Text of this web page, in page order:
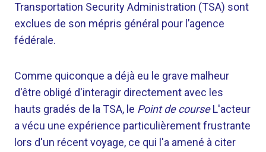
Transportation Security Administration (TSA) sont
exclues de son mépris général pour l’agence
fédérale.
Comme quiconque a déjà eu le grave malheur
d'être obligé d'interagir directement avec les
hauts gradés de la TSA, le Point de courseL'acteur
a vécu une expérience particulièrement frustrante
lors d'un récent voyage, ce qui l'a amené à citer